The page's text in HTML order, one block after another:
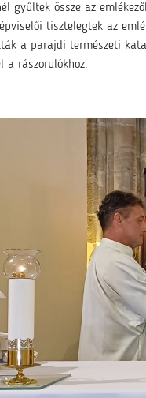
gyűltek össze az
tisztelegtek az
a parajdi természeti
rászorulókhoz.